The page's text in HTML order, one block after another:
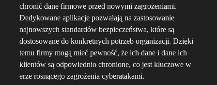
chronić dane firmowe przed nowymi zagrożeniami.
Dedykowane aplikacje pozwalają na zastosowanie
najnowszych standardów bezpieczeństwa, które są
dostosowane do konkretnych potrzeb organizacji. Dzięki
temu firmy mogą mieć pewność, że ich dane i dane ich
klientów są odpowiednio chronione, co jest kluczowe w
erze rosnącego zagrożenia cyberatakami.